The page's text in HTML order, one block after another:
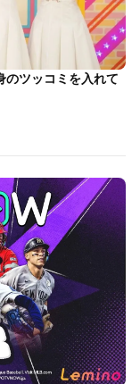
のツッコミを入れて